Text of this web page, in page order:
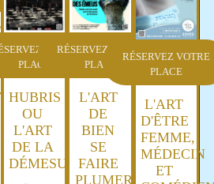
VOTRE
PLACE
HUBRIS
OU
L'ART
DE LA
DÉMESURE
RÉSERVEZ VOTRE
PLACE
L'ART
DE
BIEN
SE
FAIRE
PLUMER
RÉSERVEZ VOTRE
PLACE
L'ART
D'ÊTRE
FEMME,
MÉDECIN
ET